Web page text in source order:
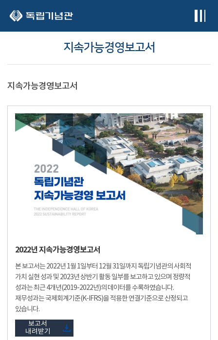
지속가능경영보고서
지속가능경영보고서
2022년 지속가능경영보고서
본 보고서는 2022년 1월 1일부터 12월 31일까지 독립기념관의 사회적
가치 실현 성과 및 2023년 상반기 활동 일부를 보고하고 있으며 정량적
성과는 최근 4개년(2019-2022년)의 데이터를 수록하였습니다.
재무성과는 국제회계기준(K-IFRS)을 적용한 연결기준으로 산정되고
있습니다.
보고서
내려받기